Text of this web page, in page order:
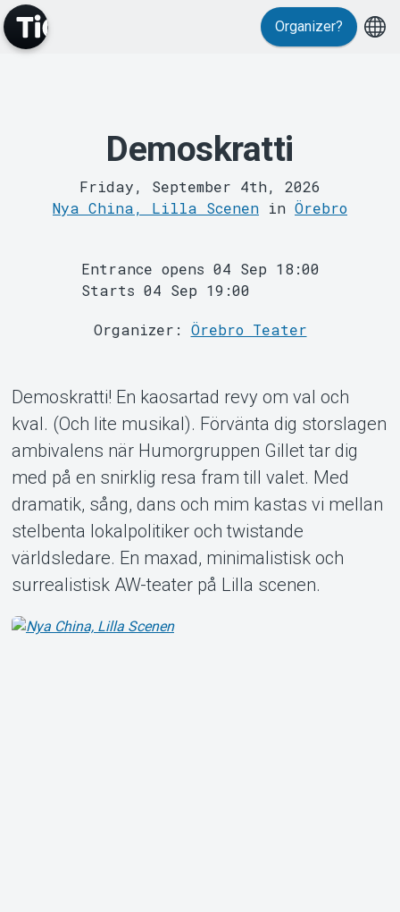
MyTickster
Support
About Tickster
Organizer?
Demoskratti
Friday, September 4th, 2026
Nya China, Lilla Scenen in Örebro
Entrance opens 04 Sep 18:00
Starts 04 Sep 19:00
Organizer: Örebro Teater
Demoskratti! En kaosartad revy om val och
kval. (Och lite musikal). Förvänta dig storslagen
ambivalens när Humorgruppen Gillet tar dig
med på en snirklig resa fram till valet. Med
dramatik, sång, dans och mim kastas vi mellan
stelbenta lokalpolitiker och twistande
världsledare. En maxad, minimalistisk och
surrealistisk AW-teater på Lilla scenen.